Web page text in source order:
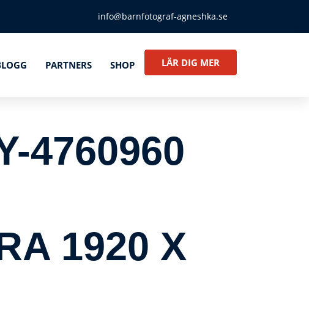
info@barnfotograf-agneshka.se
PARTNERS SHOP LÄR DIG MER
4760960
1920 X